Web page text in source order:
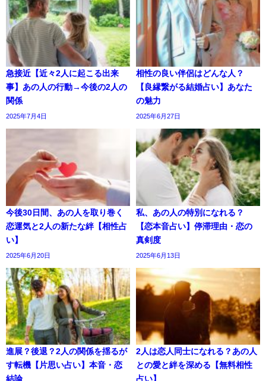
急接近【近々2人に起こる出来
事】あの人の行動→今後の2人の
関係
2025年7月4日
相性の良い伴侶はどんな人？
【良縁繋がる結婚占い】あなた
の魅力
2025年6月27日
今後30日間、あの人を取り巻く
恋運気と2人の新たな絆【相性占
い】
2025年6月20日
私、あの人の特別になれる？
【恋本音占い】停滞理由・恋の
真剣度
2025年6月13日
進展？後退？2人の関係を揺るが
す転機【片思い占い】本音・恋
結論
2人は恋人同士になれる？あの人
との愛と絆を深める【無料相性
占い】